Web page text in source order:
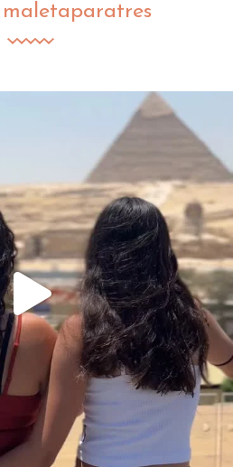
maletaparatres